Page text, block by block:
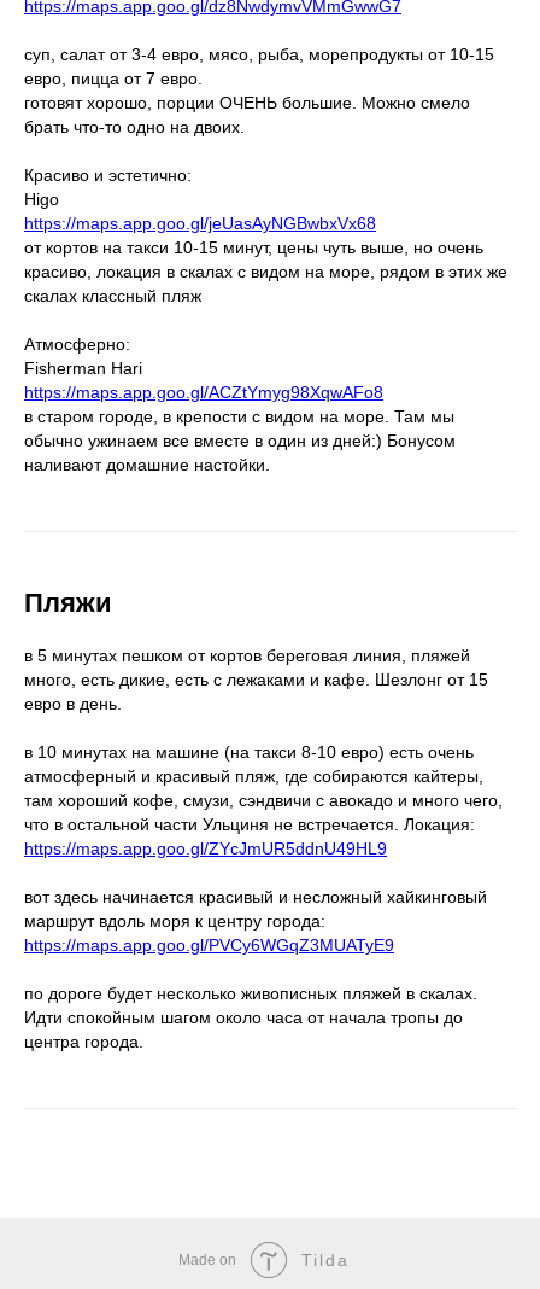
https://maps.app.goo.gl/dz8NwdymvVMmGwwG7
суп, салат от 3-4 евро, мясо, рыба, морепродукты от 10-15
евро, пицца от 7 евро.
готовят хорошо, порции ОЧЕНЬ большие. Можно смело
брать что-то одно на двоих.
Красиво и эстетично:
Higo
https://maps.app.goo.gl/jeUasAyNGBwbxVx68
от кортов на такси 10-15 минут, цены чуть выше, но очень
красиво, локация в скалах с видом на море, рядом в этих же
скалах классный пляж
Атмосферно:
Fisherman Hari
https://maps.app.goo.gl/ACZtYmyg98XqwAFo8
в старом городе, в крепости с видом на море. Там мы
обычно ужинаем все вместе в один из дней:) Бонусом
наливают домашние настойки.
Пляжи
в 5 минутах пешком от кортов береговая линия, пляжей
много, есть дикие, есть с лежаками и кафе. Шезлонг от 15
евро в день.
в 10 минутах на машине (на такси 8-10 евро) есть очень
атмосферный и красивый пляж, где собираются кайтеры,
там хороший кофе, смузи, сэндвичи с авокадо и много чего,
что в остальной части Ульциня не встречается. Локация:
https://maps.app.goo.gl/ZYcJmUR5ddnU49HL9
вот здесь начинается красивый и несложный хайкинговый
маршрут вдоль моря к центру города:
https://maps.app.goo.gl/PVCy6WGqZ3MUATyE9
по дороге будет несколько живописных пляжей в скалах.
Идти спокойным шагом около часа от начала тропы до
центра города.
Made on Tilda